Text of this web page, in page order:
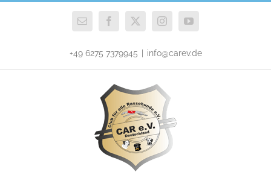
E-
Facebook
X InstagramYouTube
+49 6275 7379945 info@carev.de